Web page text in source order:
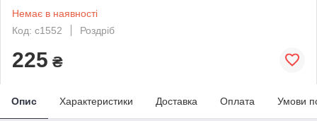
Немає в наявності
Код: с1552
Роздріб
225 ₴
Опис Характеристики Доставка Оплата Умови